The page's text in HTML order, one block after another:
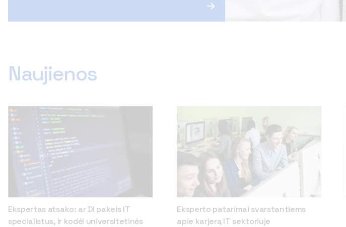
Naujienos
Ekspertas atsako: ar DI pakeis IT
specialistus, ir kodėl universitetinės
Eksperto patarimai svarstantiems
apie karjerą IT sektoriuje